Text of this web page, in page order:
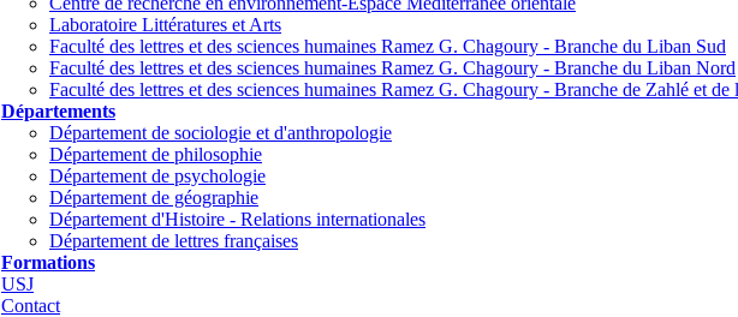
Laboratoire Littératures et Arts
Faculté des lettres et des sciences humaines Ramez G. Chagoury - Branche du Liban Sud
Faculté des lettres et des sciences humaines Ramez G. Chagoury - Branche du Liban Nord
Faculté des lettres et des sciences humaines Ramez G. Chagoury - Branche de Zahlé et de
Départements
Département de sociologie et d'anthropologie
Département de philosophie
Département de psychologie
Département de géographie
Département d'Histoire - Relations internationales
Département de lettres françaises
Formations
USJ
Contact